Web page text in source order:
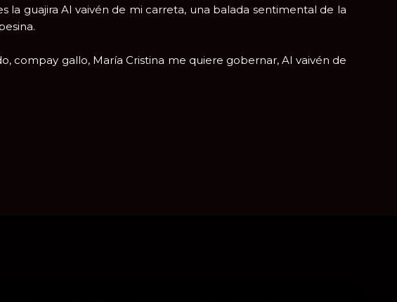
la guajira Al vaivén de mi carreta, una balada sentimental de la
compay gallo, María Cristina me quiere gobernar, Al vaivén de